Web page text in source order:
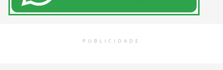
PUBLICIDADE